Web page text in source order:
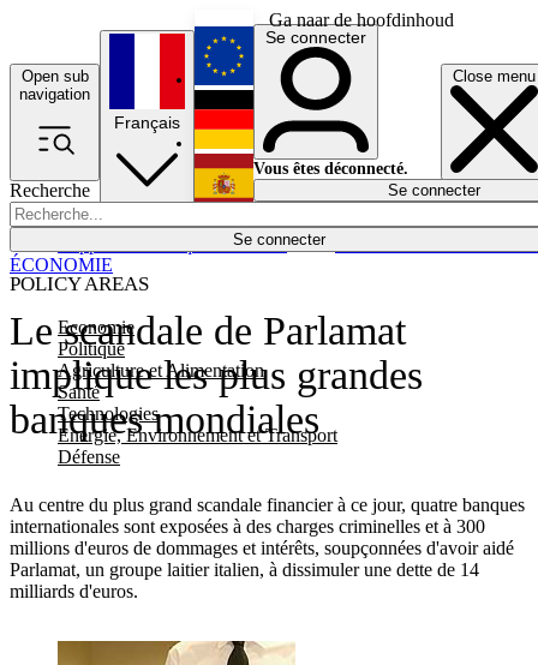
Ga naar de hoofdinhoud
Open sub
navigation
Close menu
Recherche
Se connecter
POLICY AREAS
Economie
Politique
Agriculture et Alimentation
Santé
Technologies
Energie, Environnement et Transport
Défense
Économie
Français
English
Deutsch
Español
Se connecter
Vous êtes déconnecté.
Se connecter
Le scandale de Parlamat
implique les plus grandes
banques mondiales
Au centre du plus grand scandale financier à ce jour, quatre banques
internationales sont exposées à des charges criminelles et à 300
millions d'euros de dommages et intérêts, soupçonnées d'avoir aidé
Parlamat, un groupe laitier italien, à dissimuler une dette de 14
milliards d'euros.
ÉCONOMIE